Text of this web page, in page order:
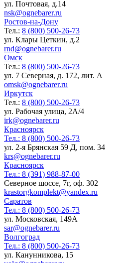
ул. Почтовая, д.14
nsk@ognebarer.ru
Ростов-на-Дону
Тел.: 8 (800) 500-26-73
ул. Клары Цеткин, д.2
rnd@ognebarer.ru
Омск
Тел.: 8 (800) 500-26-73
ул. 7 Северная, д. 172, лит. А
omsk@ognebarer.ru
Иркутск
Тел.: 8 (800) 500-26-73
ул. Рабочая улица, 2А/4
irk@ognebarer.ru
Красноярск
Тел.: 8 (800) 500-26-73
ул. 2-я Брянская 59 Д, пом. 34
krs@ognebarer.ru
Красноярск
Тел.: 8 (391) 988-87-00
Северное шоссе, 7г, оф. 302
krastorgkomplekt@yandex.ru
Саратов
Тел.: 8 (800) 500-26-73
ул. Московская, 149А
sar@ognebarer.ru
Волгоград
Тел.: 8 (800) 500-26-73
ул. Канунникова, 15